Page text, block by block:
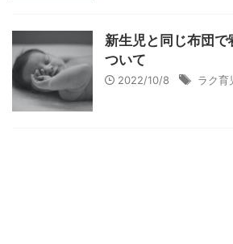
新生児と同じ布団で
ついて
2022/10/8 ラク育